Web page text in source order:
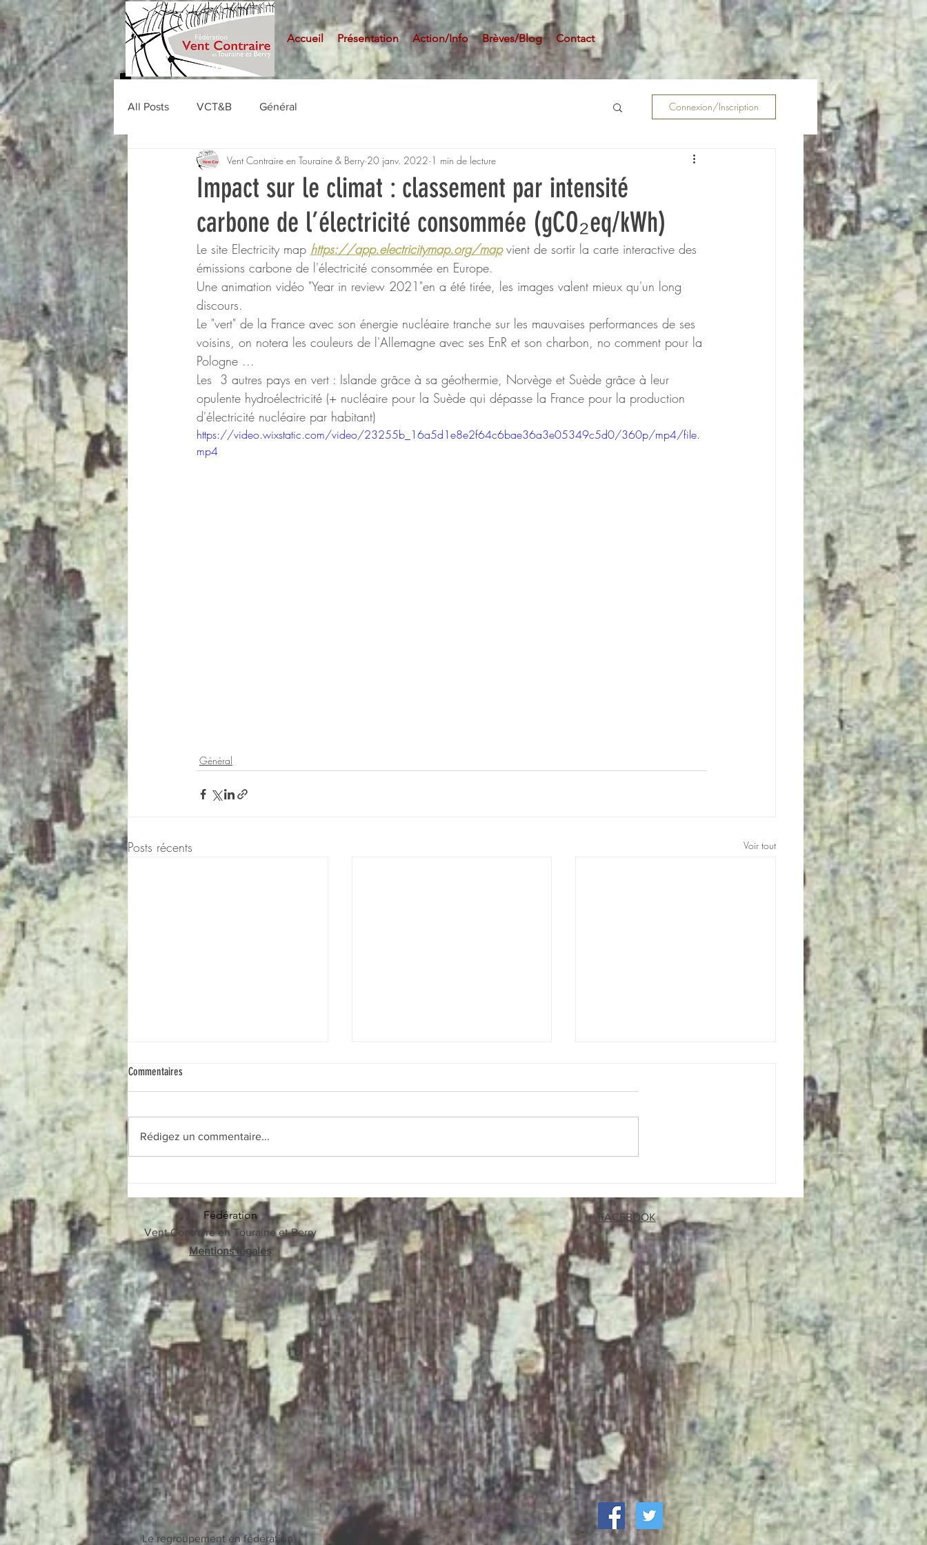
Accueil Présentation Action/Info Brèves/Blog Contact
All Posts VCT&B Général Connexion/Inscription
Impact sur le climat : classement par intensité
carbone de l’électricité consommée (gCO₂eq/kWh)
Vent Contraire en Touraine & Berry 20 janv. 2022 1 min de lecture
Le site Electricity map https://app.electricitymap.org/map vient de sortir la carte interactive des
émissions carbone de l'électricité consommée en Europe.
Une animation vidéo "Year in review 2021"en a été tirée, les images valent mieux qu'un long
discours.
Le "vert" de la France avec son énergie nucléaire tranche sur les mauvaises performances de ses
voisins, on notera les couleurs de l'Allemagne avec ses EnR et son charbon, no comment pour la
Pologne ...
Les  3 autres pays en vert : Islande grâce à sa géothermie, Norvège et Suède grâce à leur
opulente hydroélectricité (+ nucléaire pour la Suède qui dépasse la France pour la production
d'électricité nucléaire par habitant)
https://video.wixstatic.com/video/23255b_16a5d1e8e2f64c6bae36a3e05349c5d0/360p/mp4/file.
mp4
Général
Posts récents Voir tout
- etc...
Commentaires
Rédigez un commentaire...
Fédération
Vent Contraire en Touraine et Berry
Mentions légales
Le regroupement en fédération
FACEBOOK